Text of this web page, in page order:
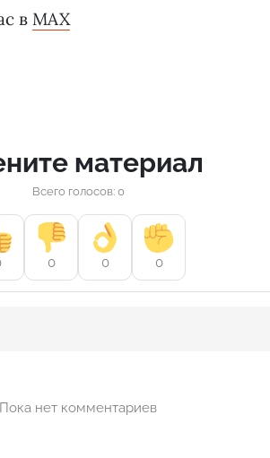
в MAX
материал
Всего голосов: 0
0 0 0
Пока нет комментариев